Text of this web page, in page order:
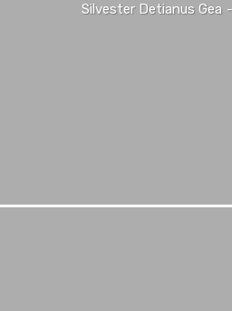
Silvester Detianus Gea -